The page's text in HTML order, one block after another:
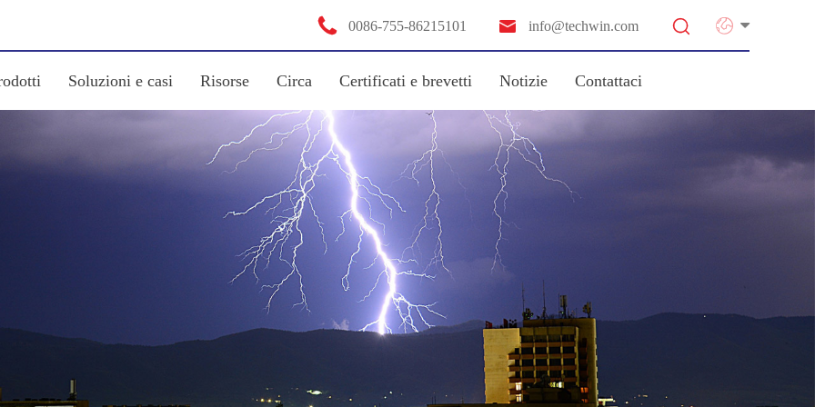
 0086-755-86215101  info@techwin.com 
Soluzioni e casi Risorse Circa Certificati e brevetti Notizie Contattaci